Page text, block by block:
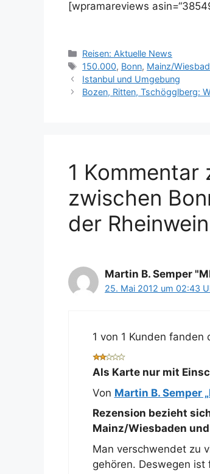
[wpramareviews
Kategorien
Reisen: Aktuelle News
Schlagwörter
150.000, Bonn, Mainz/
Istanbul und Umgebung
Bozen, Ritten, Tschögglberg:
1 Kommentar
zwischen
der
Martin B. Semper
25. Mai 2012 um 02:43
1 von 1 Kunden
Als Karte nur mit
Von Martin B. Semper
Rezension bezieht
Mainz/Wiesbaden
Man verschwendet zu
gehören. Deswegen